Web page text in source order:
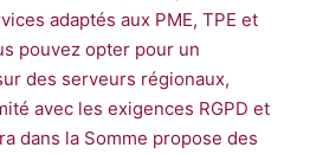
adaptés aux PME, TPE et
pouvez opter pour un
des serveurs régionaux,
avec les exigences RGPD et
dans la Somme propose des